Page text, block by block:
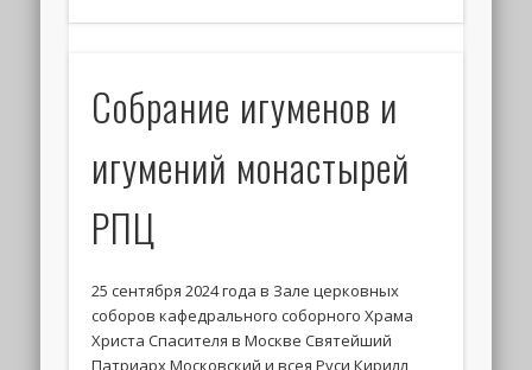
Собрание игуменов и
игумений монастырей
РПЦ
25 сентября 2024 года в Зале церковных
соборов кафедрального соборного Храма
Христа Спасителя в Москве Святейший
Патриарх Московский и всея Руси Кирилл